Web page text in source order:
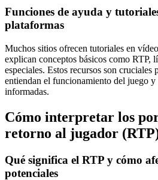
Funciones de ayuda y
plataformas
Muchos sitios ofrecen tutoriales en
explican conceptos básicos como RTP,
especiales. Estos recursos son cruciales
entiendan el funcionamiento del juego y
informadas.
Cómo interpretar los
retorno al jugador
Qué significa el RTP y cómo
potenciales